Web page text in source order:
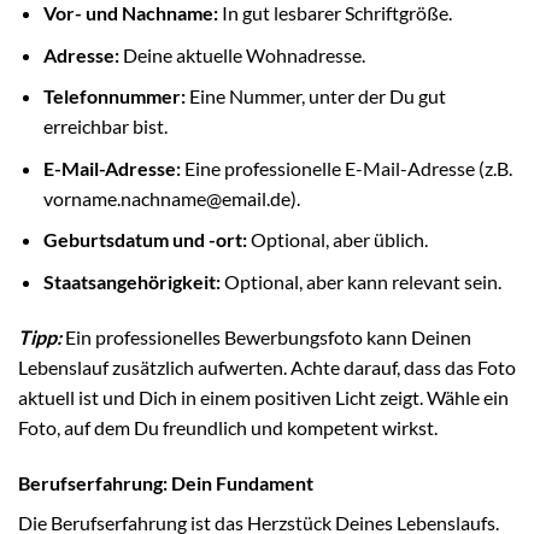
Vor- und Nachname:In gut lesbarer Schriftgröße.
Adresse:Deine aktuelle Wohnadresse.
Telefonnummer:Eine Nummer, unter der Du gut
erreichbar bist.
E-Mail-Adresse:Eine professionelle E-Mail-Adresse (z.B.
vorname.nachname@email.de).
Geburtsdatum und -ort:Optional, aber üblich.
Staatsangehörigkeit:Optional, aber kann relevant sein.
Tipp:Ein professionelles Bewerbungsfoto kann Deinen
Lebenslauf zusätzlich aufwerten. Achte darauf, dass das Foto
aktuell ist und Dich in einem positiven Licht zeigt. Wähle ein
Foto, auf dem Du freundlich und kompetent wirkst.
Berufserfahrung: Dein Fundament
Die Berufserfahrung ist das Herzstück Deines Lebenslaufs.